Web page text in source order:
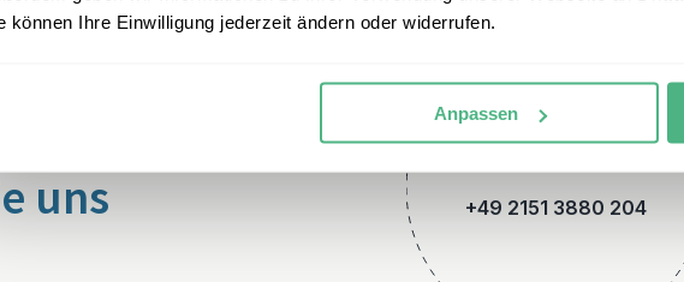
können Ihre Einwilligung jederzeit ändern oder widerrufen.
Anpassen
uns
Telefon
+49 2151 3880 204